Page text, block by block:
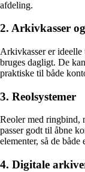
afdeling.
2. Arkivkasser
Arkivkasser er
bruges dagligt. De
praktiske til både
3. Reolsystemer
Reoler med ringbind,
passer godt til åbne
elementer, så de
4. Digitale